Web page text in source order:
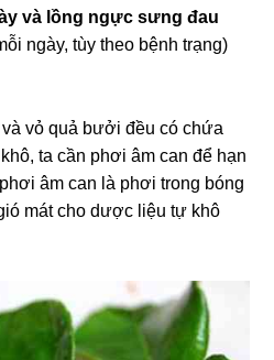
và lồng ngực sưng đau
ngày, tùy theo bệnh trạng)
vỏ quả bưởi đều có chứa
ta cần phơi âm can để hạn
âm can là phơi trong bóng
mát cho dược liệu tự khô